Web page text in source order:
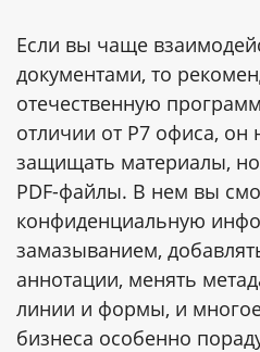
Если вы чаще
документами, то
отечественную
отличии от P7 офиса, он
защищать материалы, но
PDF-файлы. В нем вы
конфиденциальную
замазыванием,
аннотации, менять
линии и формы, и
бизнеса особенно